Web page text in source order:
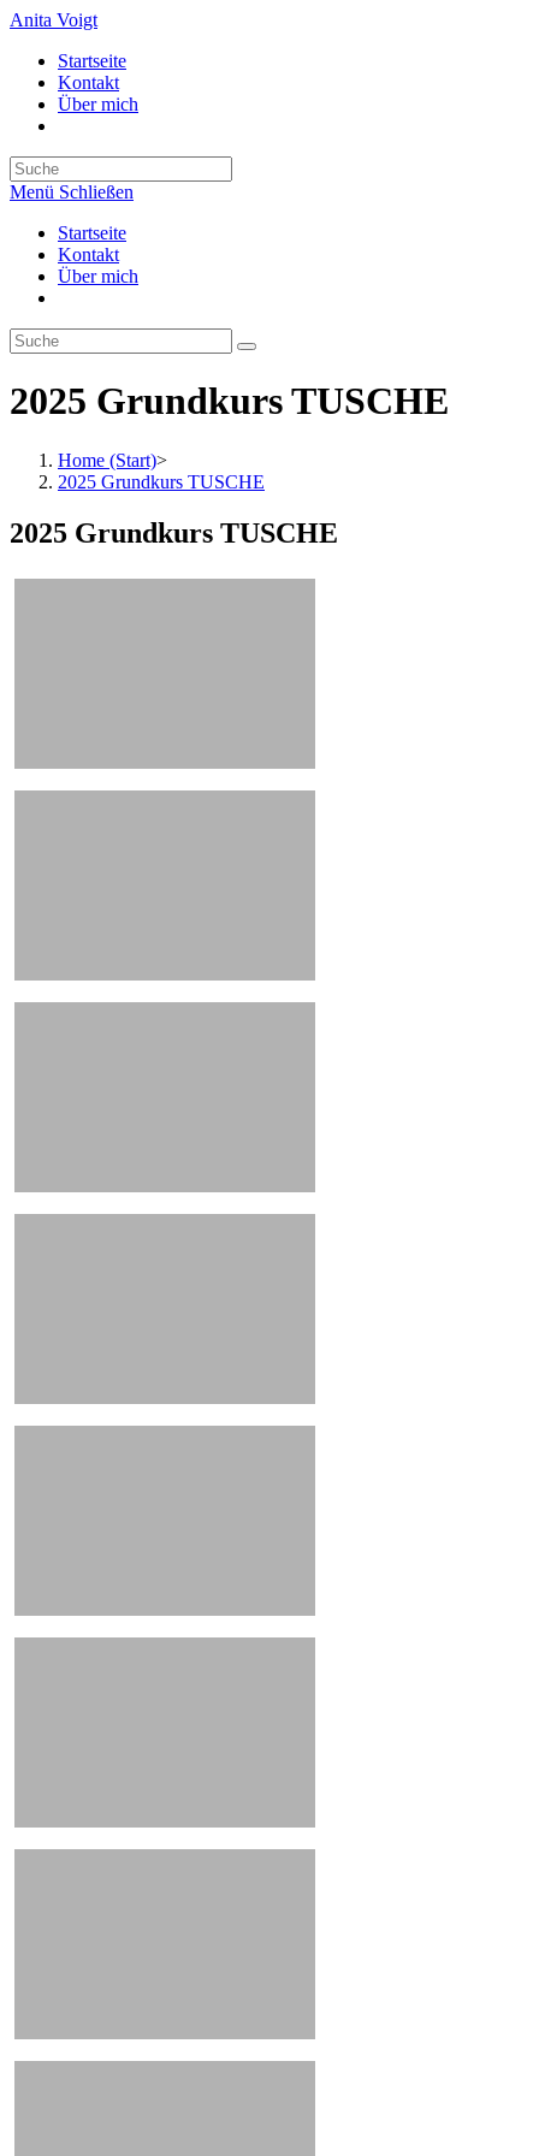
Zum
springen
Anita Voigt
Startseite
Kontakt
Über mich
Suche
nach:
Menü Schließen
Startseite
Kontakt
Über mich
2025 Grundkurs TUSCHE
Home (Start)>
2025 Grundkurs TUSCHE
2025 Grundkurs TUSCHE